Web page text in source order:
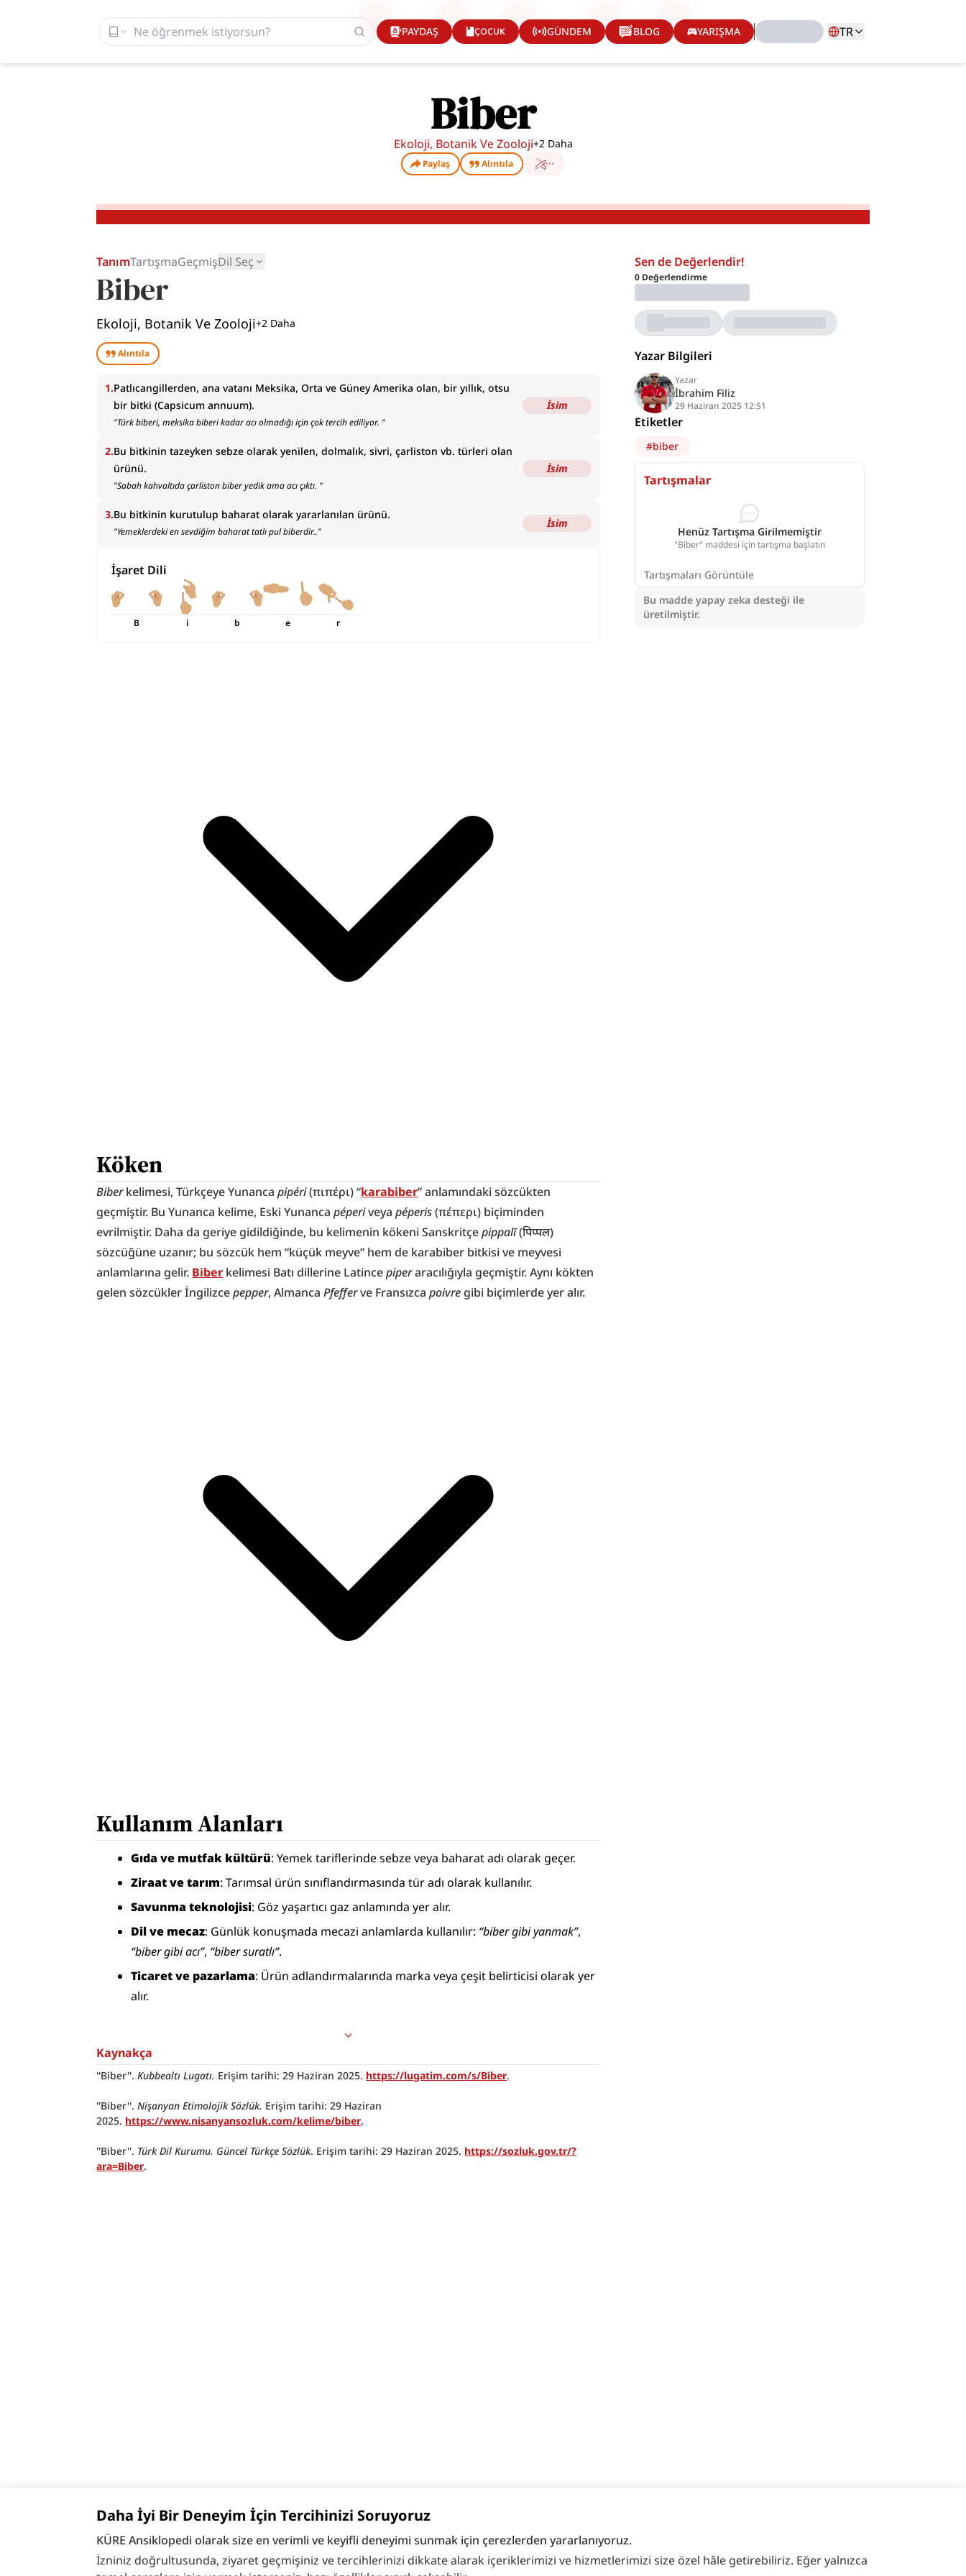
Daha İyi Bir Deneyim İçin Tercihinizi Soruyoruz
KÜRE Ansiklopedi olarak size en verimli ve keyifli deneyimi sunmak için çerezlerden yararlanıyoruz.
İzniniz doğrultusunda, ziyaret geçmişiniz ve tercihlerinizi dikkate alarak içeriklerimizi ve hizmetlerimizi size özel hâle getirebiliriz. Eğer yalnızca
PAYDAŞ ÇOCUK GÜNDEM BLOG YARIŞMA TR
Biber
Ekoloji, Botanik Ve Zooloji+2 Daha
Paylaş Alıntıla
TanımTartışmaGeçmişDil Seç
Biber
Ekoloji, Botanik Ve Zooloji+2 Daha
Alıntıla
1.Patlıcangillerden, ana vatanı Meksika, Orta ve Güney Amerika olan, bir yıllık, otsu
bir bitki (Capsicum annuum).
"Türk biberi, meksika biberi kadar acı olmadığı için çok tercih ediliyor. "
İsim
2.Bu bitkinin tazeyken sebze olarak yenilen, dolmalık, sivri, çarliston vb. türleri olan
ürünü.
"Sabah kahvaltıda çarliston biber yedik ama acı çıktı. "
İsim
3.Bu bitkinin kurutulup baharat olarak yararlanılan ürünü.
"Yemeklerdeki en sevdiğim baharat tatlı pul biberdir.."
İsim
İşaret Dili
B i b e r
Köken
Biber kelimesi, Türkçeye Yunanca pipéri (πιπέρι) “karabiber” anlamındaki sözcükten
geçmiştir. Bu Yunanca kelime, Eski Yunanca péperi veya péperis (πέπερι) biçiminden
evrilmiştir. Daha da geriye gidildiğinde, bu kelimenin kökeni Sanskritçe pippalī (पिप्पल)
sözcüğüne uzanır; bu sözcük hem “küçük meyve” hem de karabiber bitkisi ve meyvesi
anlamlarına gelir. Biber kelimesi Batı dillerine Latince piper aracılığıyla geçmiştir. Aynı kökten
gelen sözcükler İngilizce pepper, Almanca Pfeffer ve Fransızca poivre gibi biçimlerde yer alır.
Kullanım Alanları
Gıda ve mutfak kültürü: Yemek tariflerinde sebze veya baharat adı olarak geçer.
Ziraat ve tarım: Tarımsal ürün sınıflandırmasında tür adı olarak kullanılır.
Savunma teknolojisi: Göz yaşartıcı gaz anlamında yer alır.
Dil ve mecaz: Günlük konuşmada mecazi anlamlarda kullanılır: “biber gibi yanmak”
“biber gibi acı”, “biber suratlı”.
Ticaret ve pazarlama: Ürün adlandırmalarında marka veya çeşit belirticisi olarak yer
alır.
Kaynakça
''Biber''. Kubbealtı Lugatı. Erişim tarihi: 29 Haziran 2025. https://lugatim.com/s/Biber.
''Biber''. Nişanyan Etimolojik Sözlük. Erişim tarihi: 29 Haziran
2025. https://www.nisanyansozluk.com/kelime/biber.
''Biber''. Türk Dil Kurumu. Güncel Türkçe Sözlük. Erişim tarihi: 29 Haziran 2025. https://sozluk.gov.tr/?
ara=Biber.
Sen de Değerlendir!
0 Değerlendirme
Yazar Bilgileri
Yazar
İbrahim Filiz
29 Haziran 2025 12:51
Etiketler
#biber
Tartışmalar
Henüz Tartışma Girilmemiştir
"Biber" maddesi için tartışma başlatın
Tartışmaları Görüntüle
Bu madde yapay zeka desteği ile
üretilmiştir.